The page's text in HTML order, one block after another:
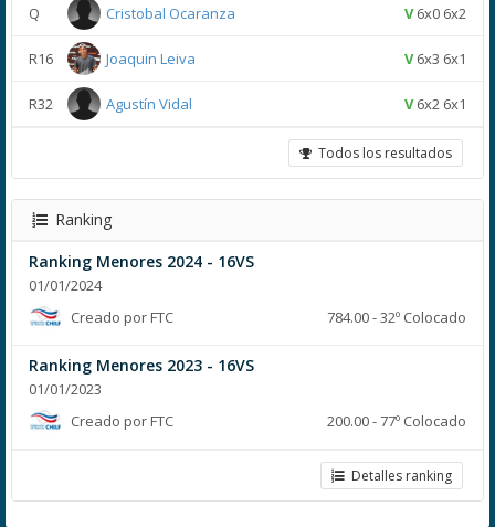
Q Cristobal Ocaranza V6x0 6x2
R16 Joaquin Leiva V6x3 6x1
R32 Agustín Vidal V6x2 6x1
Todos los resultados
Ranking
Ranking Menores 2024 - 16VS
01/01/2024
Creado por FTC
784.00 - 32º Colocado
Ranking Menores 2023 - 16VS
01/01/2023
Creado por FTC
200.00 - 77º Colocado
Detalles ranking